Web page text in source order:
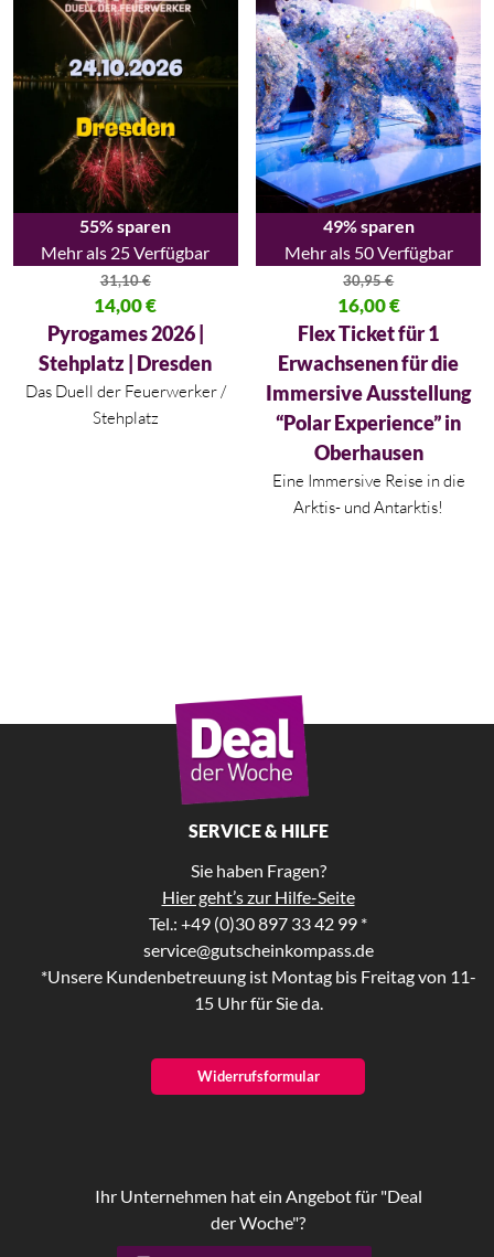
55% sparen
Mehr als 25 Verfügbar
31,10€
Ursprünglicher Preis war: 31,10 €
14,00€
Aktueller Preis ist: 14,00 €.
Pyrogames 2026 |
Stehplatz | Dresden
Das Duell der Feuerwerker /
Stehplatz
49% sparen
Mehr als 50 Verfügbar
30,95€
Ursprünglicher Preis war:
16,00€
Aktueller Preis ist: 16,00 €.
Flex Ticket für 1
Erwachsenen für die
Immersive Ausstellung
“Polar Experience” in
Oberhausen
Eine Immersive Reise in die
Arktis- und Antarktis!
SERVICE & HILFE
Sie haben Fragen?
Hier geht’s zur Hilfe-Seite
Tel.: +49 (0)30 897 33 42 99 *
service@gutscheinkompass.de
*Unsere Kundenbetreuung ist Montag bis Freitag von 11-
15 Uhr für Sie da.
Widerrufsformular
Ihr Unternehmen hat ein Angebot für "Deal
der Woche"?